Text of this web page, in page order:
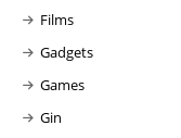
Films
Gadgets
Games
Gin